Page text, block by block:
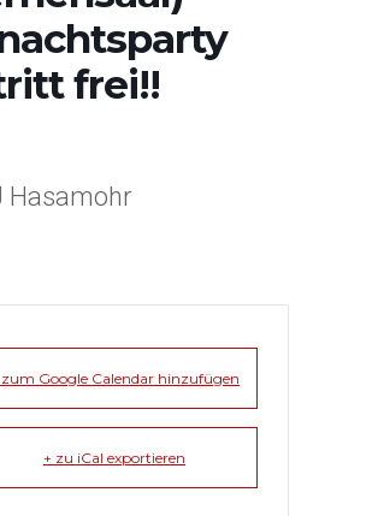
frei!!
Hasamohr
zum Google Calendar hinzufügen
+ zu iCal exportieren